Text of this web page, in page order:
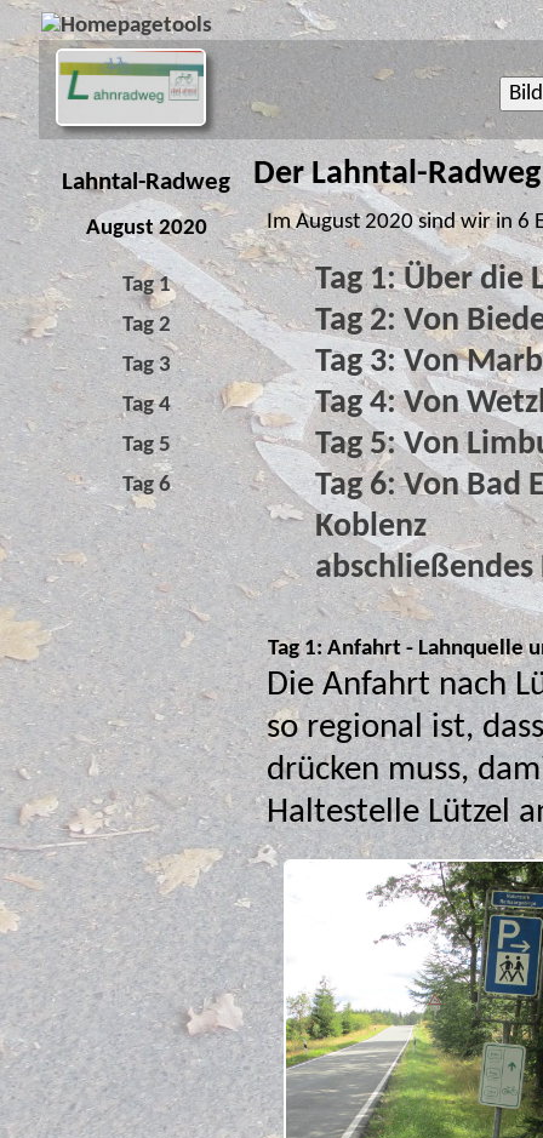
Lahntal-Radweg
August 2020
Tag 1
Tag 2
Tag 3
Tag 4
Tag 5
Tag 6
Der Lahntal-
Im August 2020 sind wir in 6
Tag 1: Über die
Tag 2: Von
Tag 3: Von
Tag 4: Von
Tag 5: Von
Tag 6: Von Bad
Koblenz
abschließendes
Tag 1: Anfahrt - Lahnquelle
Die Anfahrt nach
so regional ist, dass man, wie
drücken muss,
Haltestelle Lützel